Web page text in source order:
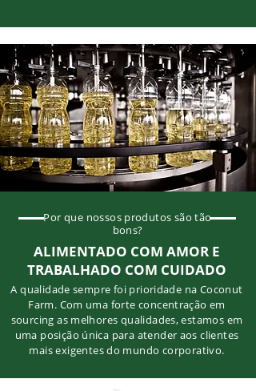
Por que nossos produtos são tão
bons?
ALIMENTADO COM AMOR E
TRABALHADO COM CUIDADO
A qualidade sempre foi prioridade na Coconut
Farm. Com uma forte concentração em
sourcing as melhores qualidades, estamos em
uma posição única para atender aos clientes
mais exigentes do mundo corporativo.